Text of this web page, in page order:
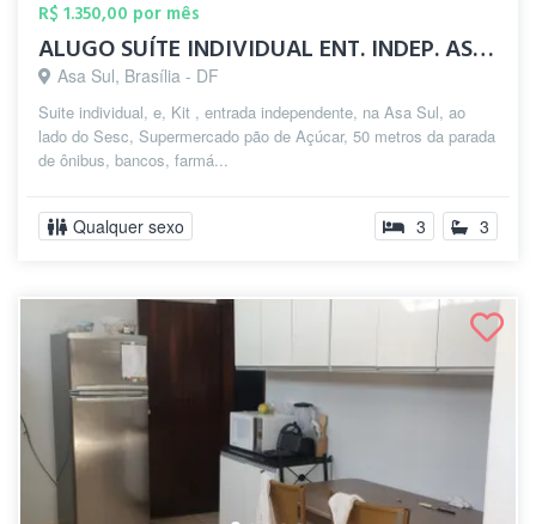
R$ 1.350,00 por mês
ALUGO SUÍTE INDIVIDUAL ENT. INDEP. ASA S...
Asa Sul, Brasília - DF
Suite individual, e, Kit , entrada independente, na Asa Sul, ao
lado do Sesc, Supermercado pão de Açúcar, 50 metros da parada
de ônibus, bancos, farmá...
Qualquer sexo 3 3